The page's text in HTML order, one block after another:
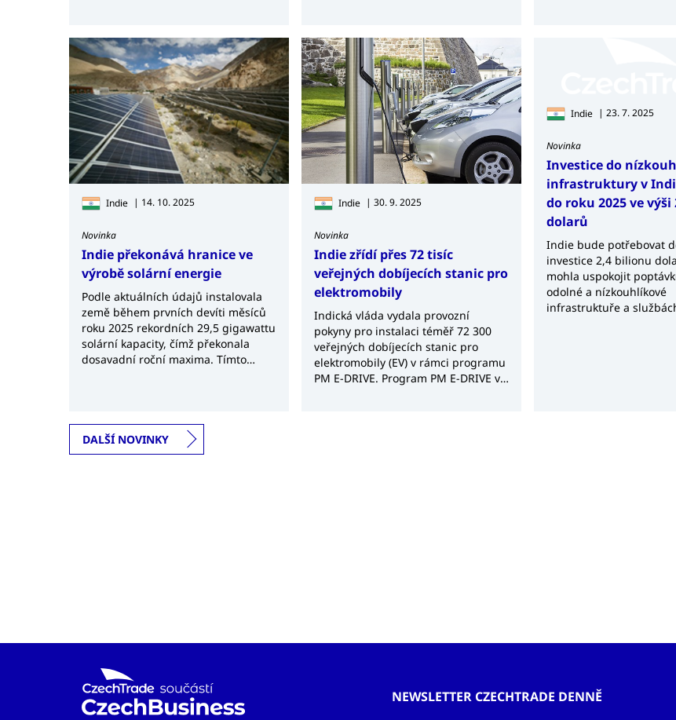
Indie | 14. 10. 2025
Novinka
Indie překonává hranice ve
výrobě solární energie
Podle aktuálních údajů instalovala
země během prvních devíti měsíců
roku 2025 rekordních 29,5 gigawattu
solární kapacity, čímž překonala
dosavadní roční maxima. Tímto
Indie | 30. 9. 2025
Novinka
Indie zřídí přes 72 tisíc
veřejných dobíjecích stanic pro
elektromobily
Indická vláda vydala provozní
pokyny pro instalaci téměř 72 300
veřejných dobíjecích stanic pro
elektromobily (EV) v rámci programu
PM E-DRIVE. Program PM E-DRIVE v
Indie | 23. 7. 2025
Novinka
Investice do
infrastruktury v
do roku 2025 ve
dolarů
Indie bude potřebovat do roku 2050
investice 2,4 bilionu
mohla uspokojit
odolné a nízkouhlíkové
infrastruktuře a
DALŠÍ NOVINKY
NEWSLETTER CZECHTRADE DENNĚ